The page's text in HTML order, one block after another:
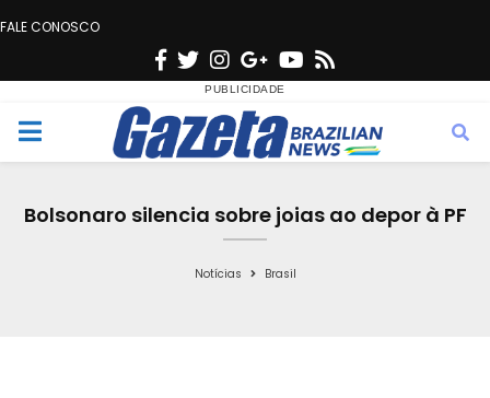
FALE CONOSCO
F
c
e
o
T
w
i
t
e
n
s
t
g
G
o
o
g
e
Y
u
t
b
s
M
Bolsonaro silencia sobre joias ao depor à PF
Notícias Brasil